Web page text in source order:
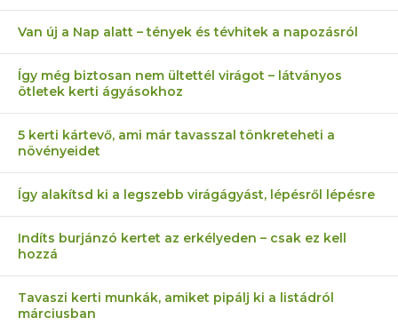
Van új a Nap alatt – tények és tévhitek a napozásról
Így még biztosan nem ültettél virágot – látványos
ötletek kerti ágyásokhoz
5 kerti kártevő, ami már tavasszal tönkreteheti a
növényeidet
Így alakítsd ki a legszebb virágágyást, lépésről lépésre
Indíts burjánzó kertet az erkélyeden – csak ez kell
hozzá
Tavaszi kerti munkák, amiket pipálj ki a listádról
márciusban